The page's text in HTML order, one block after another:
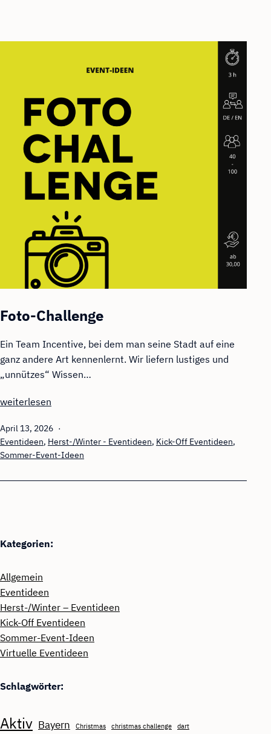
Foto-Challenge
Ein Team Incentive, bei dem man seine Stadt auf eine
ganz andere Art kennenlernt. Wir liefern lustiges und
„unnützes“ Wissen…
Foto-
weiterlesen
Veröffentlicht
am
April 13, 2026
Kategorisiert
als
Eventideen, Herst-/Winter - Eventideen, Kick-Off Eventideen,
Sommer-Event-Ideen
Kategorien:
Allgemein
Eventideen
Herst-/Winter – Eventideen
Kick-Off Eventideen
Sommer-Event-Ideen
Virtuelle Eventideen
Schlagwörter:
Aktiv Bayern Christmas christmas challenge dart